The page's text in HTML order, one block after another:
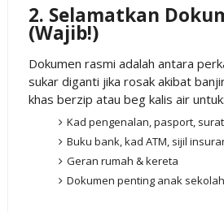
2. Selamatkan
(Wajib!)
Dokumen rasmi adalah antara
sukar diganti jika rosak akibat
khas berzip atau beg kalis air untuk:
Kad pengenalan, pasport,
Buku bank, kad ATM, sijil
Geran rumah & kereta
Dokumen penting anak